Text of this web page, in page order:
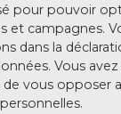
pour pouvoir
et campagnes.
dans la
Vous
vous opposer